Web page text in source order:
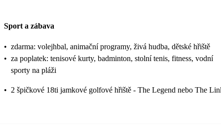
Sport a zábava
• zdarma: volejhbal, animační programy, živá hudba, dětské hřiště
• za poplatek: tenisové kurty, badminton, stolní tenis, fitness, vodní
sporty na pláži
• 2 špičkové 18ti jamkové golfové hřiště - The Legend nebo The